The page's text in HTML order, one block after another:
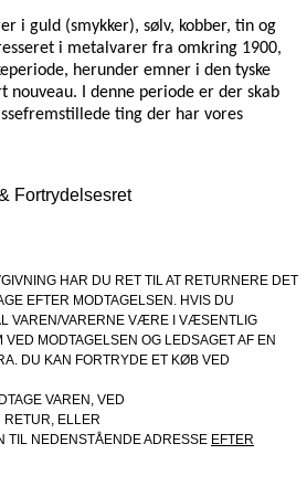
i guld (smykker), sølv, kobber, tin og
i metalvarer fra omkring 1900,
herunder emner i den tyske
nouveau. I denne periode er der skab
ting der har vores
Fortrydelsesret
HAR DU RET TIL AT RETURNERE DET
EFTER MODTAGELSEN. HVIS DU
VAREN/VARERNE VÆRE I VÆSENTLIG
VED MODTAGELSEN OG LEDSAGET AF EN
DU KAN FORTRYDE ET KØB VED
VAREN, VED
RETUR, ELLER
TIL NEDENSTÅENDE ADRESSE EFTER